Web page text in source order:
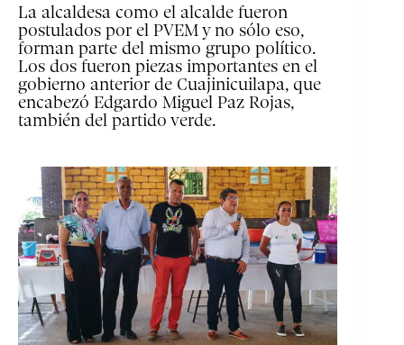
La alcaldesa como el alcalde fueron
postulados por el PVEM y no sólo eso,
forman parte del mismo grupo político.
Los dos fueron piezas importantes en el
gobierno anterior de Cuajinicuilapa, que
encabezó Edgardo Miguel Paz Rojas,
también del partido verde.